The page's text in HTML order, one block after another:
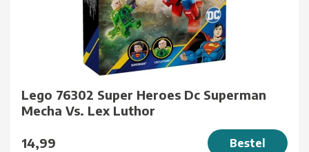
Lego 76302 Super Heroes Dc Superman
Mecha Vs. Lex Luthor
14,99 Bestel